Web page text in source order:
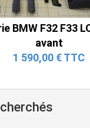
BMW F32 F33
avant
1 590,00 € TTC